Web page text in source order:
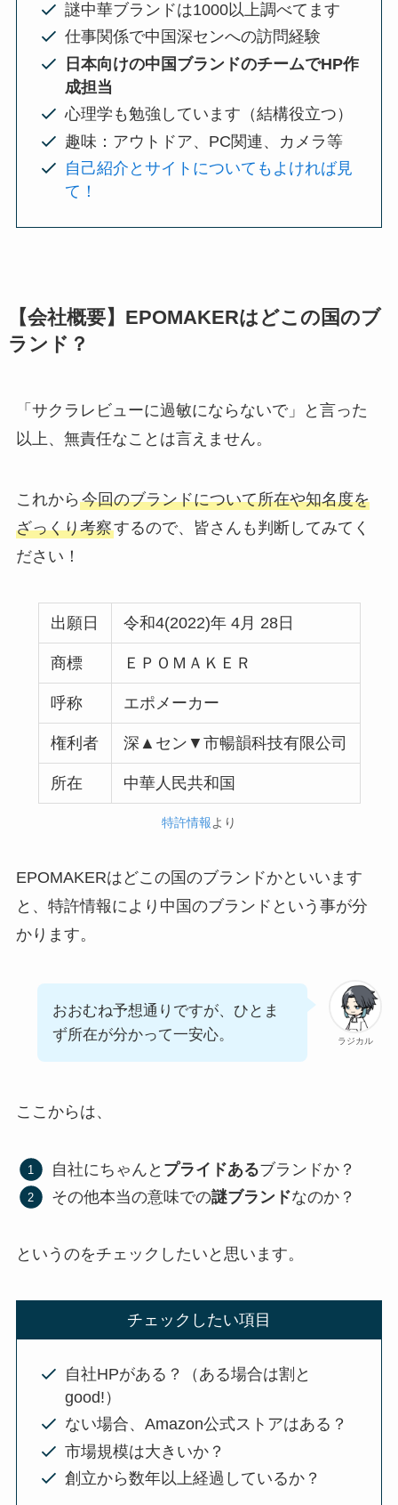
謎中華ブランドは1000以上調べてます
仕事関係で中国深センへの訪問経験
日本向けの中国ブランドのチームでHP作
成担当
心理学も勉強しています（結構役立つ）
趣味：アウトドア、PC関連、カメラ等
自己紹介とサイトについてもよければ見
て！
【会社概要】EPOMAKERはどこの国のブ
ランド？
「サクラレビューに過敏にならないで」と言った
以上、無責任なことは言えません。
これから 今回のブランドについて所在や知名度を
ざっくり考察するので、皆さんも判断してみてく
ださい！
出願日 令和4(2022)年 4月 28日
商標 ＥＰＯＭＡＫＥＲ
呼称 エポメーカー
権利者 深▲セン▼市暢韻科技有限公司
所在 中華人民共和国
特許情報より
EPOMAKERはどこの国のブランドかといいます
と、特許情報により中国のブランドという事が分
かります。
ラジカル
おおむね予想通りですが、ひとま
ず所在が分かって一安心。
ここからは、
自社にちゃんと プライドあるブランドか？
その他本当の意味での謎ブランドなのか？
というのをチェックしたいと思います。
チェックしたい項目
自社HPがある？（ある場合は割と
good!）
ない場合、Amazon公式ストアはある？
市場規模は大きいか？
創立から数年以上経過しているか？